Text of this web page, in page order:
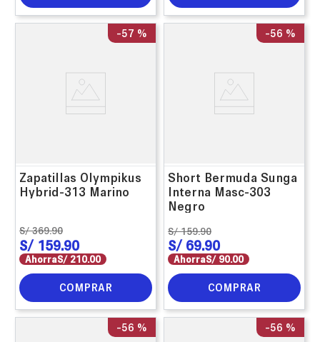
-57 %
Zapatillas Olympikus
Hybrid-313 Marino
S/ 369.90
S/ 159.90
AhorraS/ 210.00
COMPRAR
-56 %
Short Bermuda Sunga
Interna Masc-303
Negro
S/ 159.90
S/ 69.90
AhorraS/ 90.00
COMPRAR
-56 % -56 %